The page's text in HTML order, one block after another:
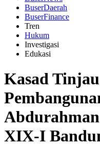
BuserDaerah
BuserFinance
Tren
Hukum
Investigasi
Edukasi
Kasad
XIX-I